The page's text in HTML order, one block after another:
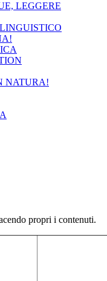
LEGGERE
NATURA!
propri i contenuti.